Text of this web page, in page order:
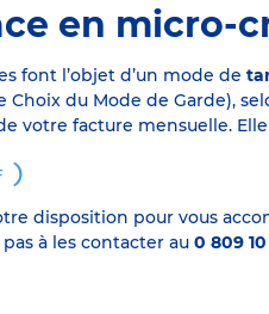
en micro-
font l’objet d’un mode de
du Mode de Garde),
votre facture mensuelle.
disposition pour vous
à les contacter au 0 809